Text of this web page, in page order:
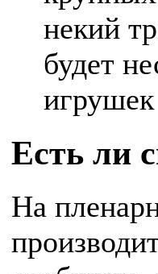
некий
будет
Есть ли
На